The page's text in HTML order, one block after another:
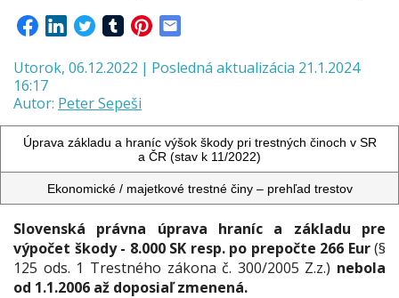
Utorok, 06.12.2022 | Posledná aktualizácia 21.1.2024
16:17
Autor: Peter Sepeši
Úprava základu a hraníc výšok škody pri trestných činoch v SR
a ČR (stav k 11/2022)
Ekonomické / majetkové trestné činy – prehľad trestov
Slovenská právna úprava hraníc a základu pre
výpočet škody - 8.000 SK resp. po prepočte 266 Eur(§
125 ods. 1 Trestného zákona č. 300/2005 Z.z.) nebola
od 1.1.2006 až doposiaľ zmenená.